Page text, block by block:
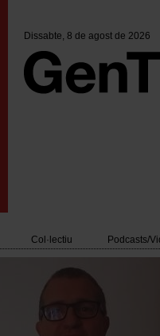
Dissabte, 8 de agost de 2026
Col·lectiu Podcasts/